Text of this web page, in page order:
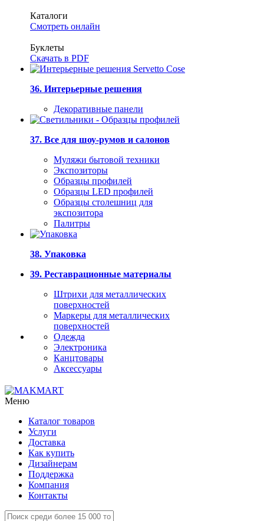
Каталоги
Смотреть онлайн
Буклеты
Скачать в PDF
36. Интерьерные решения
Декоративные панели
37. Все для шоу-румов и салонов
Муляжи бытовой техники
Экспозиторы
Образцы профилей
Образцы LED профилей
Образцы столешниц для
экспозитора
Палитры
38. Упаковка
39. Реставрационные материалы
Штрихи для металлических
поверхностей
Маркеры для металлических
поверхностей
Одежда
Электроника
Канцтовары
Аксессуары
Меню
Каталог товаров
Услуги
Доставка
Как купить
Дизайнерам
Поддержка
Компания
Контакты